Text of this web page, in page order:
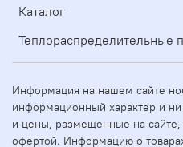
Каталог
Теплораспределительные
Информация на нашем сайте
информационный характер и
и цены, размещенные на сайте,
офертой. Информацию о